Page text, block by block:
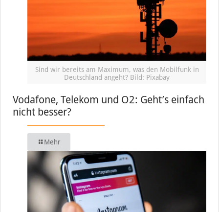
Sind wir bereits am Maximum, was den Mobilfunk in
Deutschland angeht? Bild: Pixabay
Vodafone, Telekom und O2: Geht’s einfach
nicht besser?
Mehr